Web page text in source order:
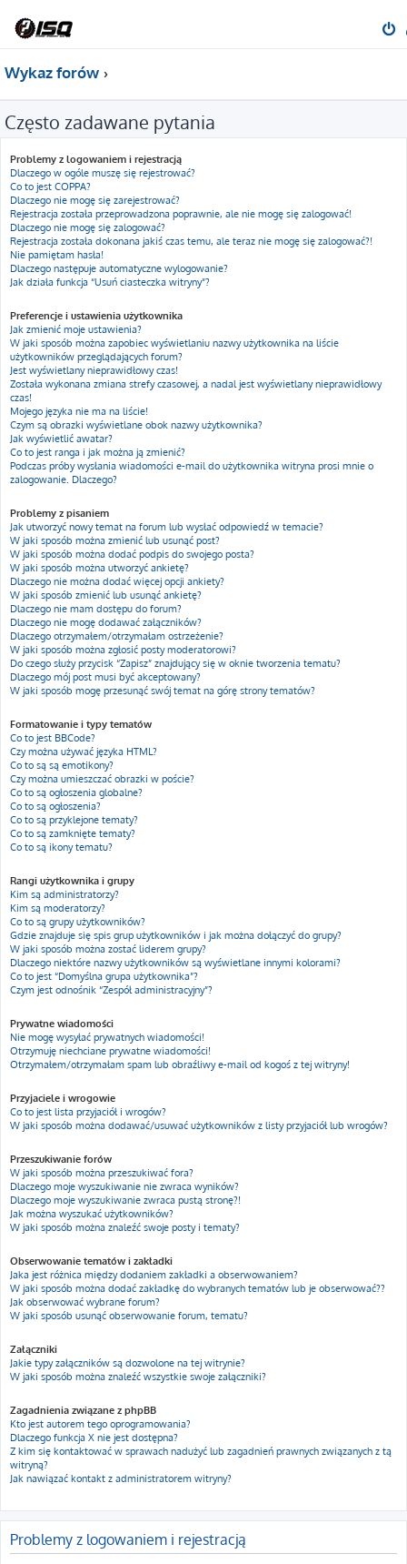
Wykaz forów
Często zadawane pytania
Problemy z logowaniem i rejestracją
Dlaczego w ogóle muszę się rejestrować?
Co to jest COPPA?
Dlaczego nie mogę się zarejestrować?
Rejestracja została przeprowadzona poprawnie, ale nie mogę się zalogować!
Dlaczego nie mogę się zalogować?
Rejestracja została dokonana jakiś czas temu, ale teraz nie mogę się zalogować?!
Nie pamiętam hasła!
Dlaczego następuje automatyczne wylogowanie?
Jak działa funkcja “Usuń ciasteczka witryny”?
Preferencje i ustawienia użytkownika
Jak zmienić moje ustawienia?
W jaki sposób można zapobiec wyświetlaniu nazwy użytkownika na liście
użytkowników przeglądających forum?
Jest wyświetlany nieprawidłowy czas!
Została wykonana zmiana strefy czasowej, a nadal jest wyświetlany nieprawidłowy
czas!
Mojego języka nie ma na liście!
Czym są obrazki wyświetlane obok nazwy użytkownika?
Jak wyświetlić awatar?
Co to jest ranga i jak można ją zmienić?
Podczas próby wysłania wiadomości e-mail do użytkownika witryna prosi mnie o
zalogowanie. Dlaczego?
Problemy z pisaniem
Jak utworzyć nowy temat na forum lub wysłać odpowiedź w temacie?
W jaki sposób można zmienić lub usunąć post?
W jaki sposób można dodać podpis do swojego posta?
W jaki sposób można utworzyć ankietę?
Dlaczego nie można dodać więcej opcji ankiety?
W jaki sposób zmienić lub usunąć ankietę?
Dlaczego nie mam dostępu do forum?
Dlaczego nie mogę dodawać załączników?
Dlaczego otrzymałem/otrzymałam ostrzeżenie?
W jaki sposób można zgłosić posty moderatorowi?
Do czego służy przycisk “Zapisz” znajdujący się w oknie tworzenia tematu?
Dlaczego mój post musi być akceptowany?
W jaki sposób mogę przesunąć swój temat na górę strony tematów?
Formatowanie i typy tematów
Co to jest BBCode?
Czy można używać języka HTML?
Co to są są emotikony?
Czy można umieszczać obrazki w poście?
Co to są ogłoszenia globalne?
Co to są ogłoszenia?
Co to są przyklejone tematy?
Co to są zamknięte tematy?
Co to są ikony tematu?
Rangi użytkownika i grupy
Kim są administratorzy?
Kim są moderatorzy?
Co to są grupy użytkowników?
Gdzie znajduje się spis grup użytkowników i jak można dołączyć do grupy?
W jaki sposób można zostać liderem grupy?
Dlaczego niektóre nazwy użytkowników są wyświetlane innymi kolorami?
Co to jest “Domyślna grupa użytkownika”?
Czym jest odnośnik “Zespół administracyjny”?
Prywatne wiadomości
Nie mogę wysyłać prywatnych wiadomości!
Otrzymuję niechciane prywatne wiadomości!
Otrzymałem/otrzymałam spam lub obraźliwy e-mail od kogoś z tej witryny!
Przyjaciele i wrogowie
Co to jest lista przyjaciół i wrogów?
W jaki sposób można dodawać/usuwać użytkowników z listy przyjaciół lub wrogów?
Przeszukiwanie forów
W jaki sposób można przeszukiwać fora?
Dlaczego moje wyszukiwanie nie zwraca wyników?
Dlaczego moje wyszukiwanie zwraca pustą stronę?!
Jak można wyszukać użytkowników?
W jaki sposób można znaleźć swoje posty i tematy?
Obserwowanie tematów i zakładki
Jaka jest różnica między dodaniem zakładki a obserwowaniem?
W jaki sposób można dodać zakładkę do wybranych tematów lub je obserwować??
Jak obserwować wybrane forum?
W jaki sposób usunąć obserwowanie forum, tematu?
Załączniki
Jakie typy załączników są dozwolone na tej witrynie?
W jaki sposób można znaleźć wszystkie swoje załączniki?
Zagadnienia związane z phpBB
Kto jest autorem tego oprogramowania?
Dlaczego funkcja X nie jest dostępna?
Z kim się kontaktować w sprawach nadużyć lub zagadnień prawnych związanych z tą
witryną?
Jak nawiązać kontakt z administratorem witryny?
Problemy z logowaniem i rejestracją